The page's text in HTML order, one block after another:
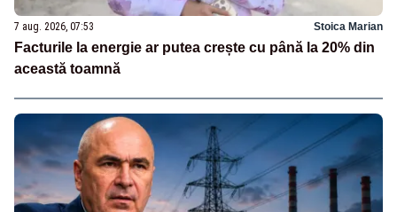
7 aug. 2026, 07:53 Stoica Marian
Facturile la energie ar putea crește cu până la 20% din
această toamnă